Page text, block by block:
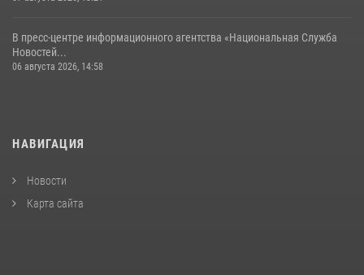
В пресс-центре информационного агентства «Национальная Служба
Новостей...
06 августа 2026, 14:58
НАВИГАЦИЯ
Новости
Карта сайта